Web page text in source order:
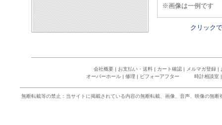
風防交換〈オメガ
オメガ 〈スピード
文字盤交換につい
クリック
※画像は一例です
会社概要 | お支払い・送料 | カート確認 | メルマガ登録 |
オーバーホール| 修理 | ビフォーアフター 時計相談室
無断転載等の禁止：当サイトに掲載されている内容の無断転載、画像、音声、映像の無断